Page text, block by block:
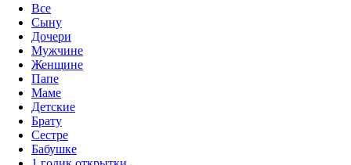
Все
Сыну
Дочери
Мужчине
Женщине
Папе
Маме
Детские
Брату
Сестре
Бабушке